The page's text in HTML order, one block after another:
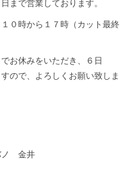
まで営業しております。
０時から１７時（カット最終
お休みをいただき、６日
ので、よろしくお願い致しま
ノ 金井